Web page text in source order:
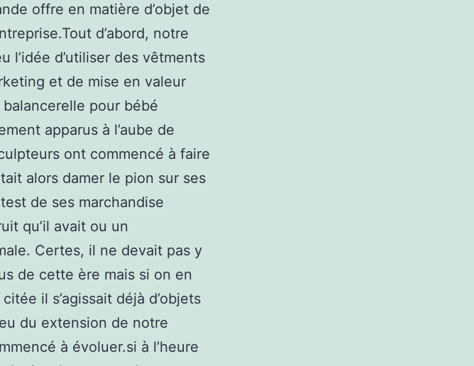
offre en matière d’objet de
d’abord, notre
l’idée d’utiliser des vêtments
et de mise en valeur
balancerelle pour bébé
apparus à l’aube de
ont commencé à faire
alors damer le pion sur ses
de ses marchandise
qu’il avait ou un
Certes, il ne devait pas y
de cette ère mais si on en
il s’agissait déjà d’objets
du extension de notre
à évoluer.si à l’heure